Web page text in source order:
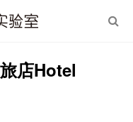
店Hotel